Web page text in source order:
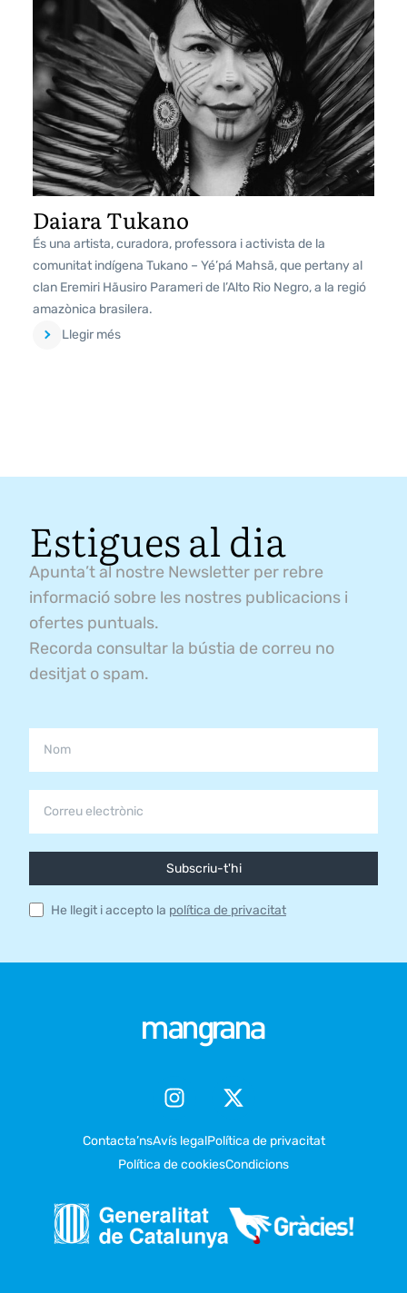
Daiara Tukano
És una artista, curadora, professora i activista de la
comunitat indígena Tukano – Yé’pá Mahsã, que pertany al
clan Eremiri Hãusiro Parameri de l’Alto Rio Negro, a la regió
amazònica brasilera.
Llegir més
Estigues al dia
Apunta’t al nostre Newsletter per rebre
informació sobre les nostres publicacions i
ofertes puntuals.
Recorda consultar la bústia de correu no
desitjat o spam.
Subscriu-t'hi
He llegit i accepto la política de privacitat
Contacta’nsAvís legalPolítica de privacitat
Política de cookiesCondicions